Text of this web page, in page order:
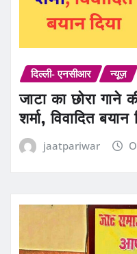
दिल्ली- एनसीआर न्यूज़
जाटा का छोरा गाने
शर्मा, विवादित बयान
jaatpariwar